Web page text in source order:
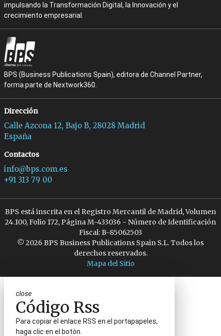
impulsando la Transformación Digital, la Innovación y el
crecimiento empresarial.
BPS (Business Publications Spain), editora de Channel Partner,
forma parte de Nextwork360.
Dirección
Calle Azcona 12, Bajo B, 28028 Madrid
España
Contactos
info@bps.com.es
+91 313 79 00
BPS está inscrita en el Registro Mercantil de Madrid, Volumen
24.100, Folio 172, Página M-433036 - Número de Identificación
Fiscal: B-85062503
© 2026 BPS Business Publications Spain S.L. Todos los
derechos reservados.
Mapa del Sitio
close
Código Rss
Para copiar el enlace RSS en el portapapeles,
haga clic en el botón.